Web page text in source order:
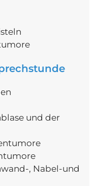
und der
, Nabel-und